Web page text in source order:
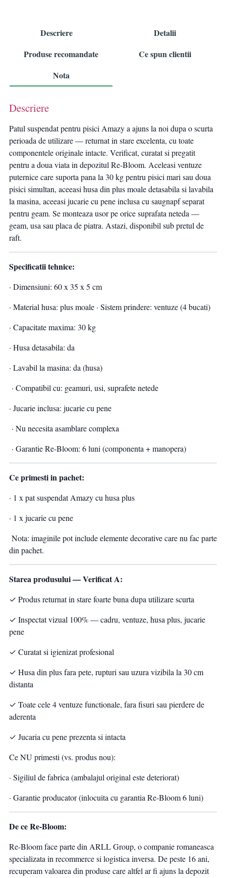
Descriere
Detalii
Produse recomandate
Ce spun clientii
Nota
Descriere
Patul suspendat pentru pisici Amazy a ajuns la noi dupa o scurta
perioada de utilizare — returnat in stare excelenta, cu toate
componentele originale intacte. Verificat, curatat si pregatit
pentru a doua viata in depozitul Re-Bloom. Aceleasi ventuze
puternice care suporta pana la 30 kg pentru pisici mari sau doua
pisici simultan, aceeasi husa din plus moale detasabila si lavabila
la masina, aceeasi jucarie cu pene inclusa cu saugnapf separat
pentru geam. Se monteaza usor pe orice suprafata neteda —
geam, usa sau placa de piatra. Astazi, disponibil sub pretul de
raft.
Specificatii tehnice:
· Dimensiuni: 60 x 35 x 5 cm
· Material husa: plus moale · Sistem prindere: ventuze (4 bucati)
· Capacitate maxima: 30 kg
· Husa detasabila: da
· Lavabil la masina: da (husa)
· Compatibil cu: geamuri, usi, suprafete netede
· Jucarie inclusa: jucarie cu pene
· Nu necesita asamblare complexa
· Garantie Re-Bloom: 6 luni (componenta + manopera)
Ce primesti in pachet:
· 1 x pat suspendat Amazy cu husa plus
· 1 x jucarie cu pene
Nota: imaginile pot include elemente decorative care nu fac parte
din pachet.
Starea produsului — Verificat A:
✓ Produs returnat in stare foarte buna dupa utilizare scurta
✓ Inspectat vizual 100% — cadru, ventuze, husa plus, jucarie
pene
✓ Curatat si igienizat profesional
✓ Husa din plus fara pete, rupturi sau uzura vizibila la 30 cm
distanta
✓ Toate cele 4 ventuze functionale, fara fisuri sau pierdere de
aderenta
✓ Jucaria cu pene prezenta si intacta
Ce NU primesti (vs. produs nou):
· Sigiliul de fabrica (ambalajul original este deteriorat)
· Garantie producator (inlocuita cu garantia Re-Bloom 6 luni)
De ce Re-Bloom:
Re-Bloom face parte din ARLL Group, o companie romaneasca
specializata in recommerce si logistica inversa. De peste 16 ani,
recuperam valoarea din produse care altfel ar fi ajuns la depozit